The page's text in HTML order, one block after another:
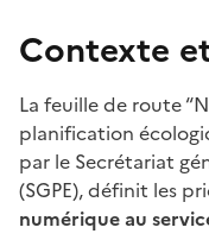
Contexte
La feuille de route
planification
par le Secrétariat
(SGPE), définit les
numérique au